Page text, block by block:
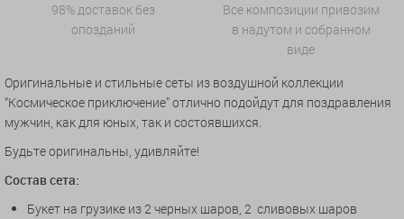
98% доставок без
опозданий
Все композиции привозим
в надутом и собранном
виде
Оригинальные и стильные сеты из воздушной коллекции
“Космическое приключение” отлично подойдут для поздравления
мужчин, как для юных, так и состоявшихся.
Будьте оригинальны, удивляйте!
Состав сета:
Букет на грузике из 2 черных шаров, 2 сливовых шаров